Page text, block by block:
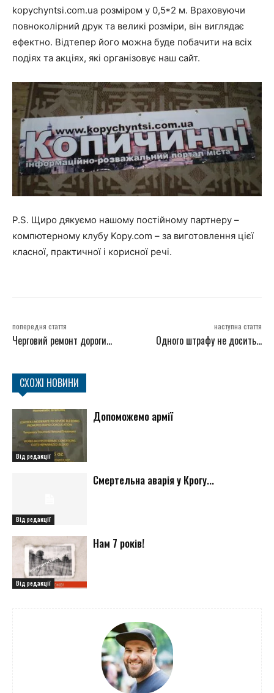
kopychyntsi.com.ua розміром у 0,5*2 м. Враховуючи
повноколірний друк та великі розміри, він виглядає
ефектно. Відтепер його можна буде побачити на всіх
подіях та акціях, які організовує наш сайт.
P.S. Щиро дякуємо нашому постійному партнеру –
компютерному клубу Kopy.com – за виготовлення цієї
класної, практичної і корисної речі.
попередня стаття
Черговий ремонт дороги…
наступна стаття
Одного штрафу не досить…
СХОЖІ НОВИНИ
Від редакції
Допоможемо армії
Від редакції
Смертельна аварія у Крогу...
Від редакції
Нам 7 років!